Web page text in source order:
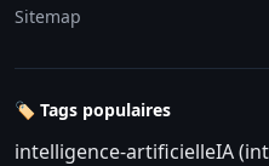
Sitemap
🏷️ Tags populaires
intelligence-artificielleIA